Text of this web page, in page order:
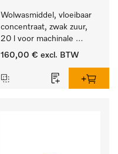
Wolwasmiddel, vloeibaar
concentraat, zwak zuur,
20 l voor machinale
reiniging van wol.
160,00 € excl. BTW